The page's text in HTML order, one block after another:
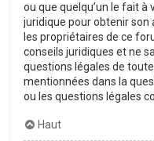
ou que quelqu’un le fait
juridique pour obtenir son
les propriétaires de ce
conseils juridiques et ne
questions légales de
mentionnées dans la
ou les questions légales
Haut